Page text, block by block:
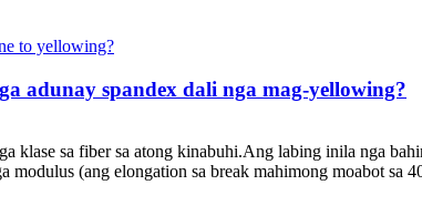
adunay spandex dali nga mag-yellowing?
klase sa fiber sa atong kinabuhi.Ang labing inila nga
modulus (ang elongation sa break mahimong moabot